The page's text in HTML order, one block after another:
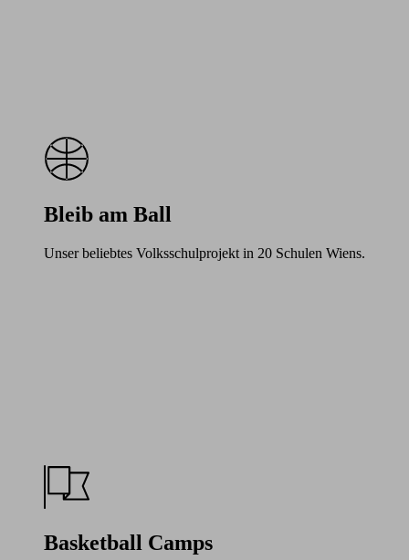
Bleib am Ball
Unser beliebtes Volksschulprojekt in 20 Schulen Wiens.
Basketball Camps